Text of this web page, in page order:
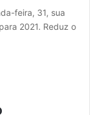
feira, 31, sua
2021. Reduz o